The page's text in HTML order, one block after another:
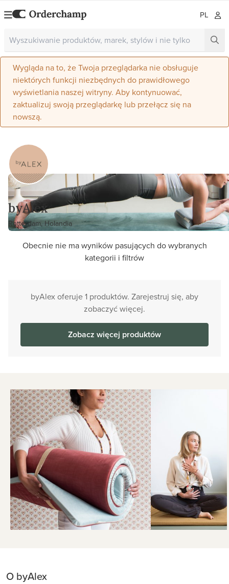
PL
Wygląda na to, że Twoja przeglądarka nie obsługuje
niektórych funkcji niezbędnych do prawidłowego
wyświetlania naszej witryny. Aby kontynuować,
zaktualizuj swoją przeglądarkę lub przełącz się na
nowszą.
byAlex
Rotterdam, Holandia
Obecnie nie ma wyników pasujących do wybranych
kategorii i filtrów
byAlex oferuje 1 produktów. Zarejestruj się, aby
zobaczyć więcej.
Zobacz więcej produktów
O byAlex